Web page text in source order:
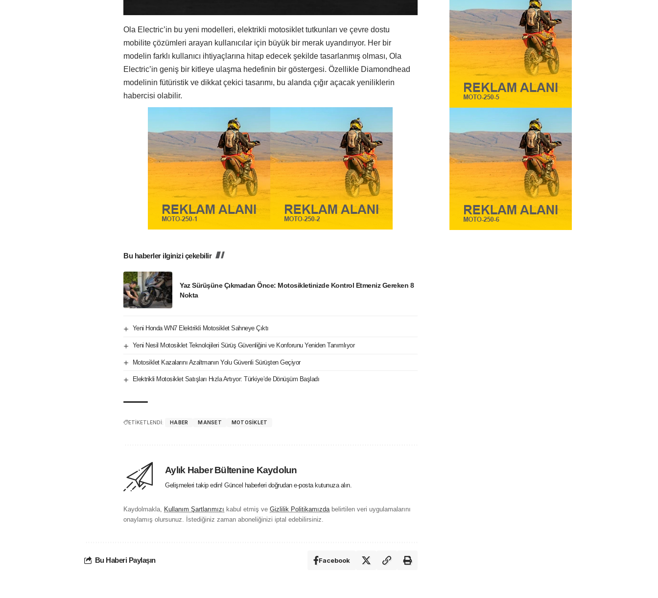
Ola Electric’in bu yeni modelleri, elektrikli motosiklet tutkunları ve çevre dostu
mobilite çözümleri arayan kullanıcılar için büyük bir merak uyandırıyor. Her bir
modelin farklı kullanıcı ihtiyaçlarına hitap edecek şekilde tasarlanmış olması, Ola
Electric’in geniş bir kitleye ulaşma hedefinin bir göstergesi. Özellikle Diamondhead
modelinin fütüristik ve dikkat çekici tasarımı, bu alanda çığır açacak yeniliklerin
habercisi olabilir.
Bu haberler ilginizi çekebilir
Yaz Sürüşüne Çıkmadan Önce: Motosikletinizde Kontrol Etmeniz Gereken 8
Nokta
Yeni Honda WN7 Elektrikli Motosiklet Sahneye Çıktı
Yeni Nesil Motosiklet Teknolojileri Sürüş Güvenliğini ve Konforunu Yeniden Tanımlıyor
Motosiklet Kazalarını Azaltmanın Yolu Güvenli Sürüşten Geçiyor
Elektrikli Motosiklet Satışları Hızla Artıyor: Türkiye’de Dönüşüm Başladı
ETİKETLENDİ: HABER MANSET MOTOSIKLET
Aylık Haber Bültenine Kaydolun
Gelişmeleri takip edin! Güncel haberleri doğrudan e-posta kutunuza alın.
Kaydolmakla, Kullanım Şartlarımızı kabul etmiş ve Gizlilik Politikamızda belirtilen veri uygulamalarını
onaylamış olursunuz. İstediğiniz zaman aboneliğinizi iptal edebilirsiniz.
Bu Haberi Paylaşın Facebook